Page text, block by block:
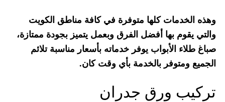
وهذه الخدمات كلها متوفرة في كافة مناطق الكويت
والتي يقوم بها أفضل الفرق وبعمل يتميز بجودة ممتازة،
صباغ طلاء الأبواب يوفر خدماته بأسعار مناسبة تلائم
الجميع ومتوفر بالخدمة بأي وقت كان.
تركيب ورق جدران